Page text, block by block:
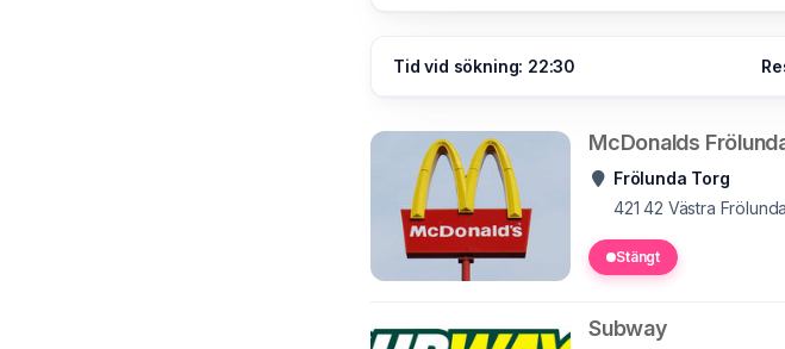
Tid vid sökning: 22:30
McDonalds
Frölunda Torg
421 42 Västra Frölunda
Stängt
Subway